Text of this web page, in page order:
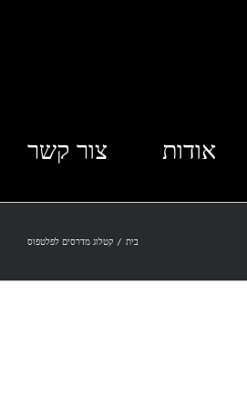
אודות צור קשר
בית / קטלוג מדרסים לפלטפוס